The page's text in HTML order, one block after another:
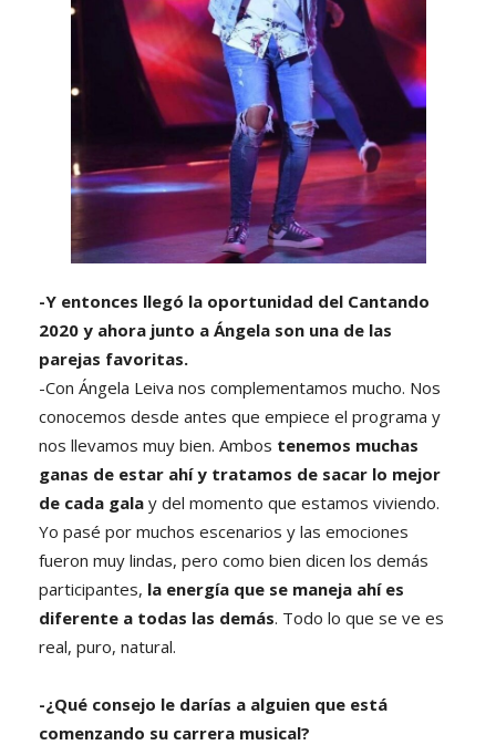
-Y entonces llegó la oportunidad del Cantando
2020 y ahora junto a Ángela son una de las
parejas favoritas.
-Con Ángela Leiva nos complementamos mucho. Nos
conocemos desde antes que empiece el programa y
nos llevamos muy bien. Ambos tenemos muchas
ganas de estar ahí y tratamos de sacar lo mejor
de cada gala y del momento que estamos viviendo.
Yo pasé por muchos escenarios y las emociones
fueron muy lindas, pero como bien dicen los demás
participantes, la energía que se maneja ahí es
diferente a todas las demás. Todo lo que se ve es
real, puro, natural.
-¿Qué consejo le darías a alguien que está
comenzando su carrera musical?